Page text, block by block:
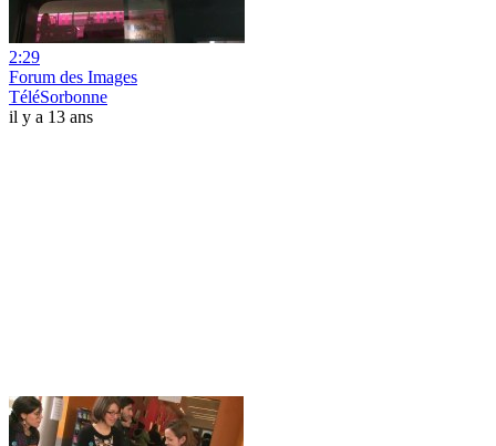
2:29
Forum des Images
TéléSorbonne
il y a 13 ans